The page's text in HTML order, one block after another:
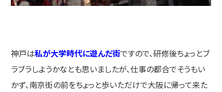
神戸は私が大学時代に遊んだ街ですので、研修後ちょっとブ
ラブラしようかなとも思いましたが、仕事の都合でそうもい
かず、南京街の前をちょっと歩いただけで大阪に帰って来た